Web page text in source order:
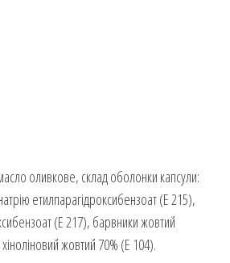
оливкове, склад оболонки капсули:
етилпарагідроксибензоат (E 215),
(Е 217), барвники жовтий
жовтий 70% (Е 104).